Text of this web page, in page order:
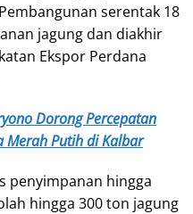
serentak 18
jagung dan diakhir
Ekspor Perdana
Dorong Percepatan
Merah Putih di Kalbar
penyimpanan hingga
hingga 300 ton jagung